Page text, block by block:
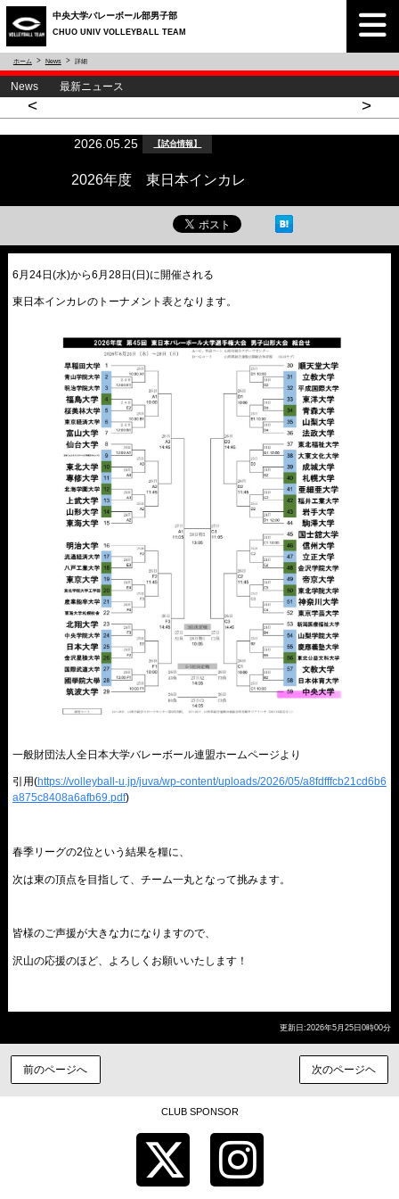
中央大学バレーボール部男子部
CHUO UNIV VOLLEYBALL TEAM
ホーム News 詳細
News 最新ニュース
< >
2026.05.25 【試合情報】
2026年度 東日本インカレ
6月24日(水)から6月28日(日)に開催される
東日本インカレのトーナメント表となります。
一般財団法人全日本大学バレーボール連盟ホームページより
引用(https://volleyball-u.jp/juva/wp-content/uploads/2026/05/a8fdfffcb21cd6b6
a875c8408a6afb69.pdf)
春季リーグの2位という結果を糧に、
次は東の頂点を目指して、チーム一丸となって挑みます。
皆様のご声援が大きな力になりますので、
沢山の応援のほど、よろしくお願いいたします！
更新日:2026年5月25日0時00分
前のページへ 次のページヘ
CLUB SPONSOR